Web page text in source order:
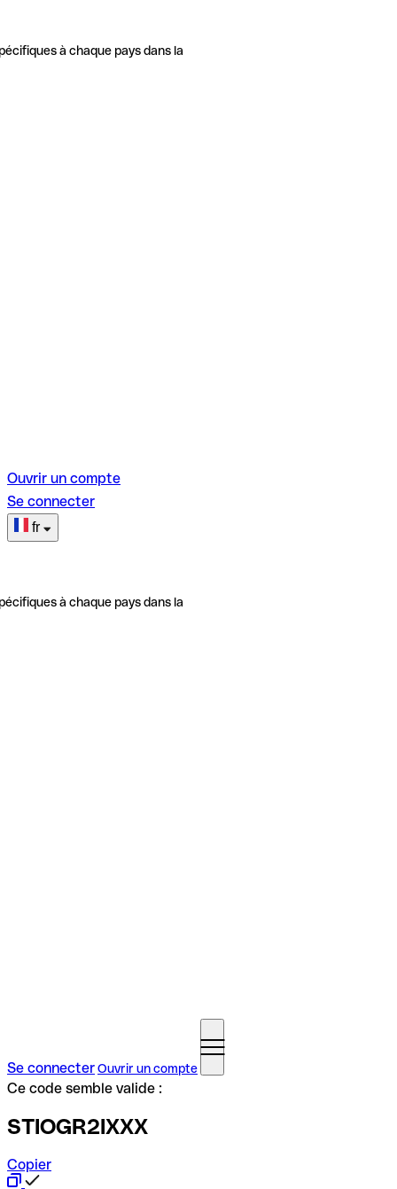
à chaque pays dans la
Ouvrir un compte
Se connecter
fr
à chaque pays dans la
Se connecterOuvrir un compte
Ce code semble valide :
STIOGR2IXXX
Copier